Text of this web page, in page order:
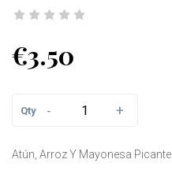
€3.50
Qty - +
Atún, Arroz Y Mayonesa Picante